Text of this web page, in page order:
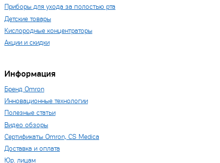
Приборы для ухода за полостью рта
Детские товары
Кислородные концентраторы
Акции и скидки
Информация
Бренд Omron
Инновационные технологии
Полезные статьи
Видео обзоры
Сертификаты Omron, CS Medica
Доставка и оплата
Юр. лицам